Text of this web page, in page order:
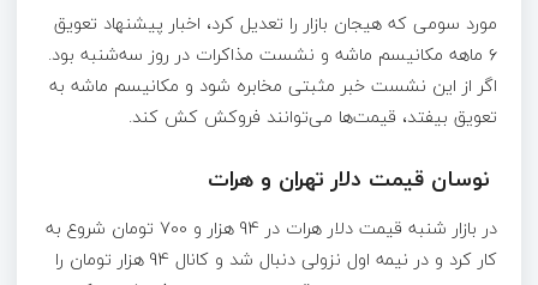
مورد سومی که هیجان بازار را تعدیل کرد، اخبار پیشنهاد تعویق
۶ ماهه مکانیسم ماشه و نشست مذاکرات در روز سه‌شنبه بود.
اگر از این نشست خبر مثبتی مخابره شود و مکانیسم ماشه به
تعویق بیفتد، قیمت‌ها می‌توانند فروکش کش کند.
نوسان قیمت دلار تهران و هرات
در بازار شنبه قیمت دلار هرات در 94 هزار و 700 تومان شروع به
کار کرد و در نیمه اول نزولی دنبال شد و کانال 94 هزار تومان را